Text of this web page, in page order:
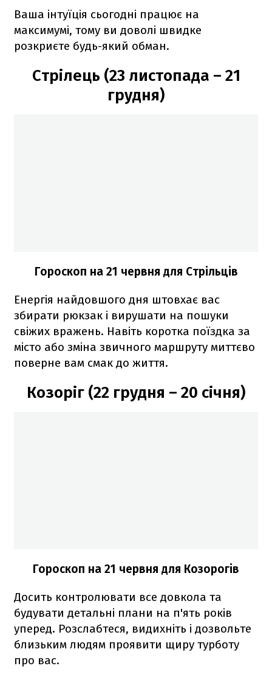
Ваша інтуїція сьогодні працює на
максимумі, тому ви доволі швидке
розкриєте будь-який обман.
Стрілець (23 листопада – 21
грудня)
Гороскоп на 21 червня для Стрільців
Енергія найдовшого дня штовхає вас
збирати рюкзак і вирушати на пошуки
свіжих вражень. Навіть коротка поїздка за
місто або зміна звичного маршруту миттєво
поверне вам смак до життя.
Козоріг (22 грудня – 20 січня)
Гороскоп на 21 червня для Козорогів
Досить контролювати все довкола та
будувати детальні плани на п'ять років
уперед. Розслабтеся, видихніть і дозвольте
близьким людям проявити щиру турботу
про вас.